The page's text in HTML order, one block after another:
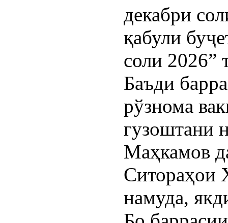
декабри
қабули
соли 2026”
Баъди
рўзнома
гузоштани
Маҳкамов
Ситораҳои
намуда,